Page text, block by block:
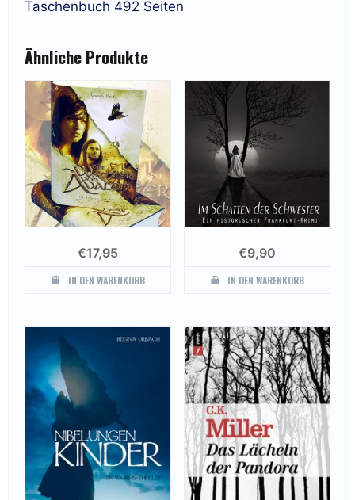
Taschenbuch 492 Seiten
Ähnliche Produkte
€17,95
IN DEN WARENKORB
€9,90
IN DEN WARENKORB